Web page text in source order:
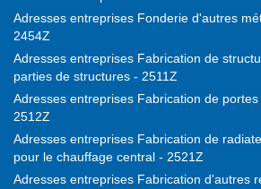
Adresses entreprises Fonderie d'autres
2454Z
Adresses entreprises Fabrication de
parties de structures - 2511Z
Adresses entreprises Fabrication de
2512Z
Adresses entreprises Fabrication de
pour le chauffage central - 2521Z
Adresses entreprises Fabrication d'autres